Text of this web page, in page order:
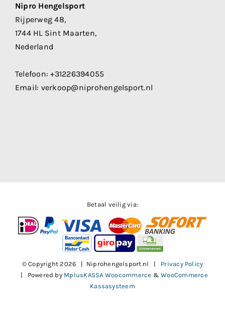
Nipro Hengelsport
Rijperweg 48,
1744 HL Sint Maarten,
Nederland
Telefoon:+31226394055
Email: verkoop@niprohengelsport.nl
Betaal veilig via:
© Copyright2026 | Niprohengelsport.nl | Privacy Policy
| Powered by MplusKASSA Woocommerce &WooCommerce
Kassasysteem